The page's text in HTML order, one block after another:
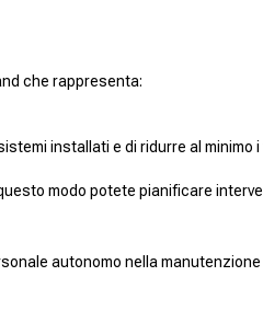
che rappresenta:
installati e di ridurre al minimo
modo potete pianificare
autonomo nella